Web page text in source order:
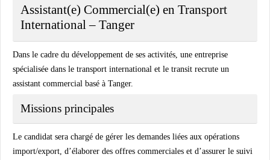
Assistant(e) Commercial(e) en Transport
International – Tanger
Dans le cadre du développement de ses activités, une entreprise
spécialisée dans le transport international et le transit recrute un
assistant commercial basé à Tanger.
Missions principales
Le candidat sera chargé de gérer les demandes liées aux opérations
import/export, d’élaborer des offres commerciales et d’assurer le suivi